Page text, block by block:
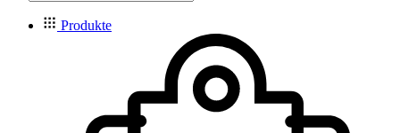
Produkte